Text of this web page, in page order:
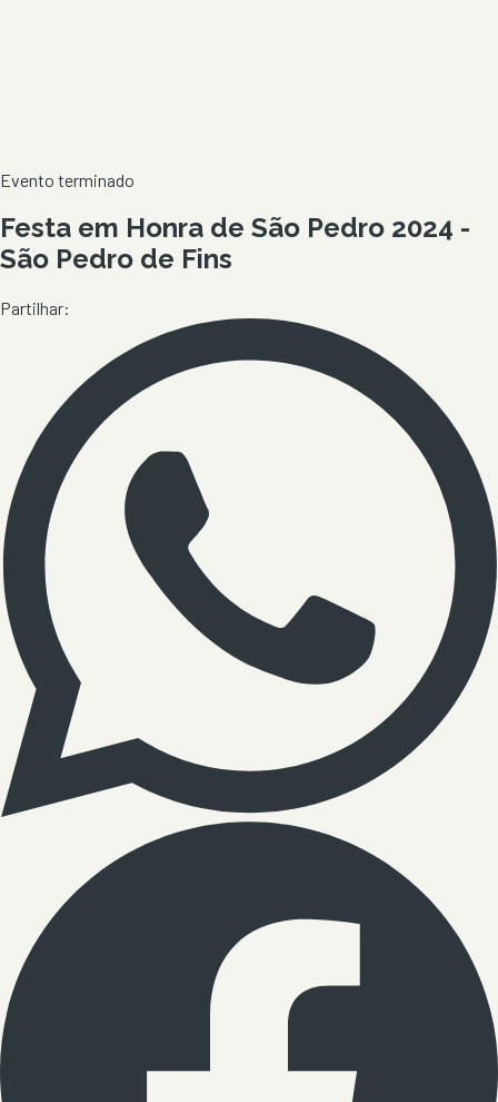
Evento terminado
Festa em Honra de São Pedro 2024 -
São Pedro de Fins
Partilhar: